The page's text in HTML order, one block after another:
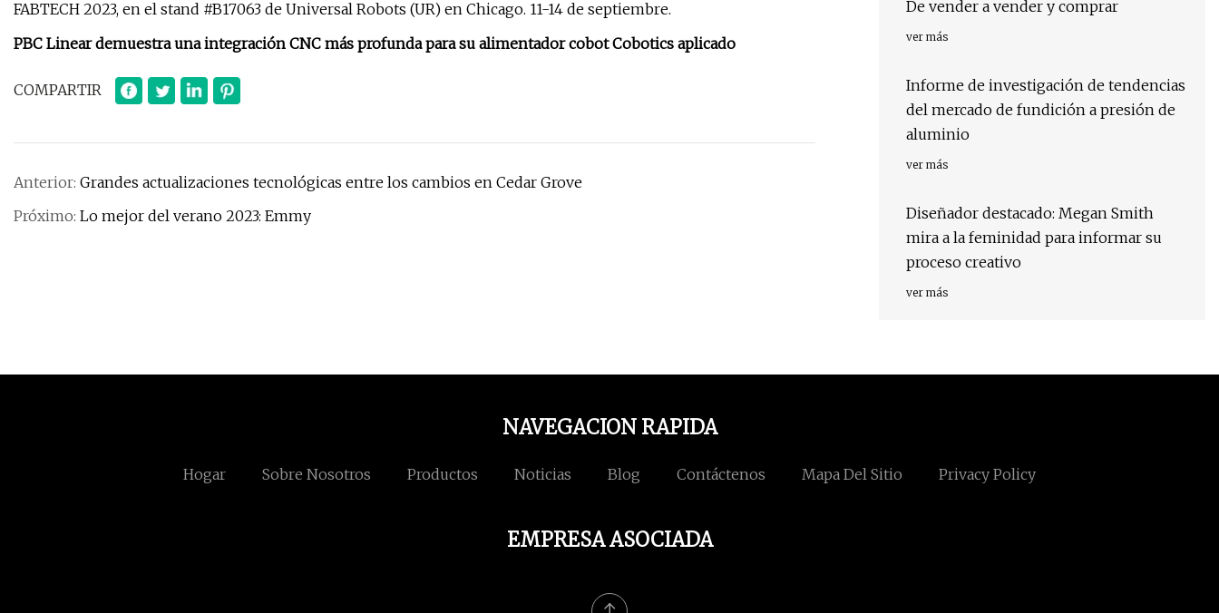
FABTECH 2023, en el stand #B17063 de Universal Robots (UR) en Chicago. 11-14 de septiembre.
PBC Linear demuestra una integración CNC más profunda para su alimentador cobot Cobotics aplicado
COMPARTIR
Anterior: Grandes actualizaciones tecnológicas entre los cambios en Cedar Grove
Próximo: Lo mejor del verano 2023: Emmy
De vender a vender y comprar
ver más
Informe de investigación de tendencias
del mercado de fundición a presión de
aluminio
ver más
Diseñador destacado: Megan Smith
mira a la feminidad para informar su
proceso creativo
ver más
NAVEGACION RAPIDA
Hogar Sobre Nosotros Productos Noticias Blog Contáctenos Mapa Del Sitio Privacy Policy
EMPRESA ASOCIADA